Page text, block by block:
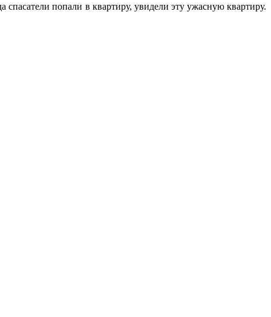
попали в квартиру, увидели эту ужасную квартиру.